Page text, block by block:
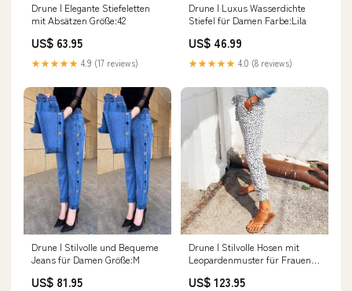
Drune | Elegante Stiefeletten
mit Absätzen Größe:42
US$ 63.95
★★★★★ 4.9 (17 reviews)
Drune | Luxus Wasserdichte
Stiefel für Damen Farbe:Lila
US$ 46.99
★★★★★ 4.0 (8 reviews)
Drune | Stilvolle und Bequeme
Jeans für Damen Größe:M
US$ 81.95
Drune | Stilvolle Hosen mit
Leopardenmuster für Frauen
US$ 123.95